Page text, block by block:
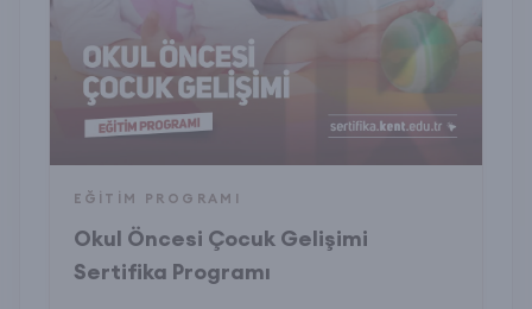
EĞITIM PROGRAMI
Okul Öncesi Çocuk Gelişimi
Sertifika Programı